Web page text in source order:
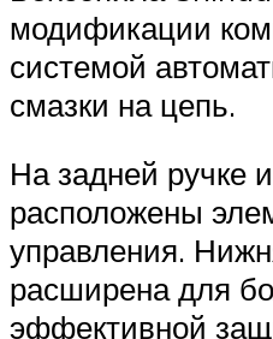
модификации
системой
смазки на цепь.
На задней ручке
расположены
управления.
расширена для
эффективной